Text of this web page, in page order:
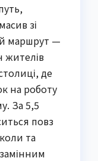
зі
маршрут —
жителів
де
на роботу
За 5,5
повз
та